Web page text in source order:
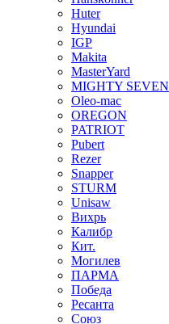
Huter
Hyundai
IGP
Makita
MasterYard
MIGHTY SEVEN
Oleo-mac
OREGON
PATRIOT
Pubert
Rezer
Snapper
STURM
Unisaw
Вихрь
Калибр
Кит.
Могилев
ПАРМА
Победа
Ресанта
Союз